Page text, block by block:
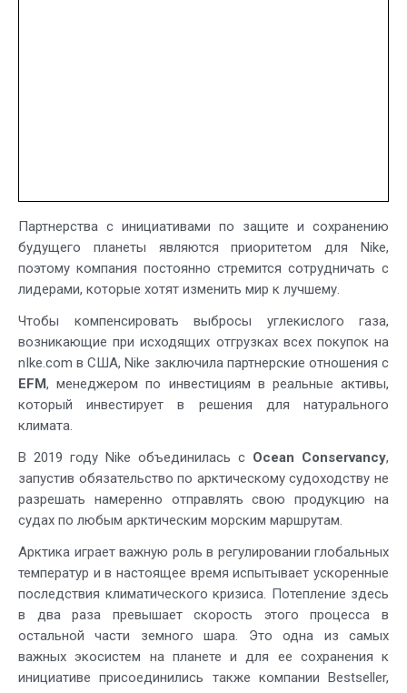
Партнерства с инициативами по защите и сохранению
будущего планеты являются приоритетом для Nike,
поэтому компания постоянно стремится сотрудничать с
лидерами, которые хотят изменить мир к лучшему.
Чтобы компенсировать выбросы углекислого газа,
возникающие при исходящих отгрузках всех покупок на
nIke.com в США, Nike заключила партнерские отношения с
EFM, менеджером по инвестициям в реальные активы,
который инвестирует в решения для натурального
климата.
В 2019 году Nike объединилась с Ocean Conservancy,
запустив обязательство по арктическому судоходству не
разрешать намеренно отправлять свою продукцию на
судах по любым арктическим морским маршрутам.
Арктика играет важную роль в регулировании глобальных
температур и в настоящее время испытывает ускоренные
последствия климатического кризиса. Потепление здесь
в два раза превышает скорость этого процесса в
остальной части земного шара. Это одна из самых
важных экосистем на планете и для ее сохранения к
инициативе присоединились также компании Bestseller,